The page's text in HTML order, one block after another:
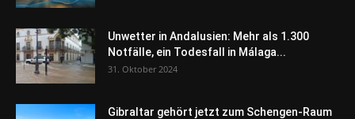
Unwetter in Andalusien: Mehr als 1.300
Notfälle, ein Todesfall in Málaga...
31. Oktober 2024
Gibraltar gehört jetzt zum Schengen-Raum